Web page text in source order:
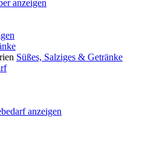
anzeigen
Süßes, Salziges & Getränke
anzeigen